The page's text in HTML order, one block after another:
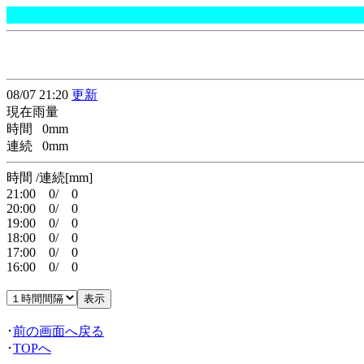
08/07 21:20 更新
現在雨量
時間 0mm
連続 0mm
時間 /連続[mm]
21:00 0/ 0
20:00 0/ 0
19:00 0/ 0
18:00 0/ 0
17:00 0/ 0
16:00 0/ 0
･前の画面へ戻る
･TOPへ